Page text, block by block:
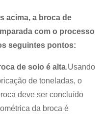
acima, a broca de
com o processo
seguintes pontos:
de solo é alta.Usando
de toneladas, o
deve ser concluído
da broca é